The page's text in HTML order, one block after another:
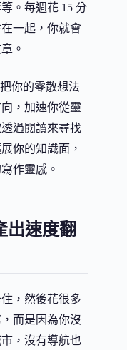
。每週花 15 分
一起，你就會
。
你的零散想法
，加速你從靈
過閱讀來尋找
你的知識面，
作靈感。
出速度翻
，然後花很多
而是因為你沒
，沒有導航也